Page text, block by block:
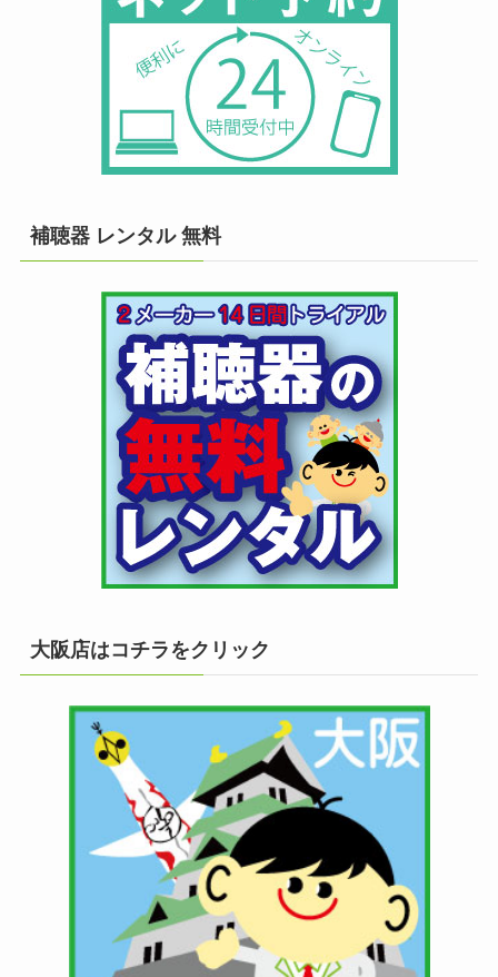
補聴器 レンタル 無料
大阪店はコチラをクリック